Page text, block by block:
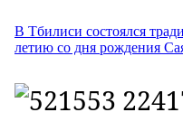
В Тбилиси состоялся
летию со дня рождения